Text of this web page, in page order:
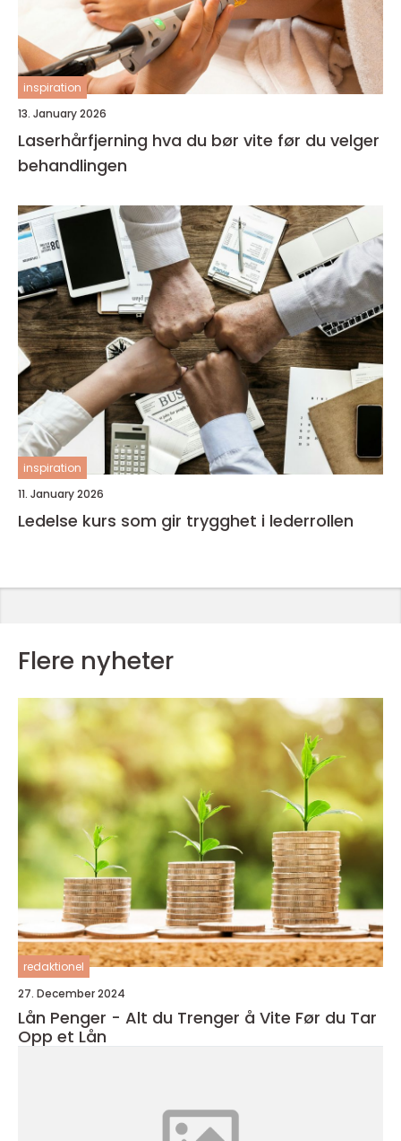
inspiration
13. January 2026
Laserhårfjerning hva du bør vite før du velger
behandlingen
inspiration
11. January 2026
Ledelse kurs som gir trygghet i lederrollen
Flere nyheter
redaktionel
27. December 2024
Lån Penger - Alt du Trenger å Vite Før du Tar
Opp et Lån